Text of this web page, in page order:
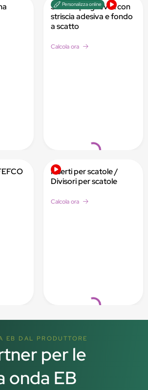
Personalizza online
Loading...
Scatole pieghevoli con
striscia adesiva e fondo
a scatto
Calcola ora
Loading...
Inserti per scatole /
Divisori per scatole
Calcola ora
EB DAL PRODUTTORE
per le
onda EB